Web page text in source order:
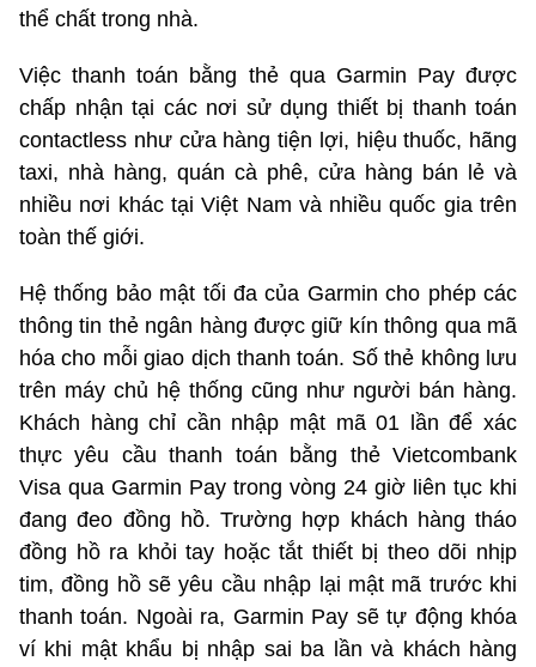
thể chất trong nhà.
Việc thanh toán bằng thẻ qua Garmin Pay được
chấp nhận tại các nơi sử dụng thiết bị thanh toán
contactless như cửa hàng tiện lợi, hiệu thuốc, hãng
taxi, nhà hàng, quán cà phê, cửa hàng bán lẻ và
nhiều nơi khác tại Việt Nam và nhiều quốc gia trên
toàn thế giới.
Hệ thống bảo mật tối đa của Garmin cho phép các
thông tin thẻ ngân hàng được giữ kín thông qua mã
hóa cho mỗi giao dịch thanh toán. Số thẻ không lưu
trên máy chủ hệ thống cũng như người bán hàng.
Khách hàng chỉ cần nhập mật mã 01 lần để xác
thực yêu cầu thanh toán bằng thẻ Vietcombank
Visa qua Garmin Pay trong vòng 24 giờ liên tục khi
đang đeo đồng hồ. Trường hợp khách hàng tháo
đồng hồ ra khỏi tay hoặc tắt thiết bị theo dõi nhịp
tim, đồng hồ sẽ yêu cầu nhập lại mật mã trước khi
thanh toán. Ngoài ra, Garmin Pay sẽ tự động khóa
ví khi mật khẩu bị nhập sai ba lần và khách hàng